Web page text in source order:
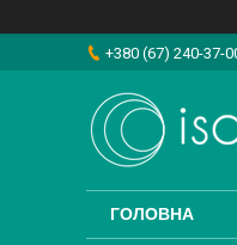
+380 (67) 240-37-
ГОЛОВНА